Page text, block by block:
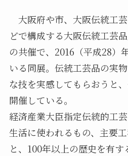
大阪府や市、大阪伝統工
どで構成する大阪伝統工芸
の共催で、2016（平成28）
いる同展。伝統工芸品の実
な技を実感してもらおうと
開催している。
経済産業大臣指定伝統的工
生活に使われるもの、主要
と、100年以上の歴史を有